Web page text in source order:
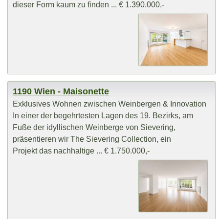
dieser Form kaum zu finden ... € 1.390.000,-
1190 Wien - Maisonette
Exklusives Wohnen zwischen Weinbergen & Innovation
In einer der begehrtesten Lagen des 19. Bezirks, am
Fuße der idyllischen Weinberge von Sievering,
präsentieren wir The Sievering Collection, ein
Projekt das nachhaltige ... € 1.750.000,-